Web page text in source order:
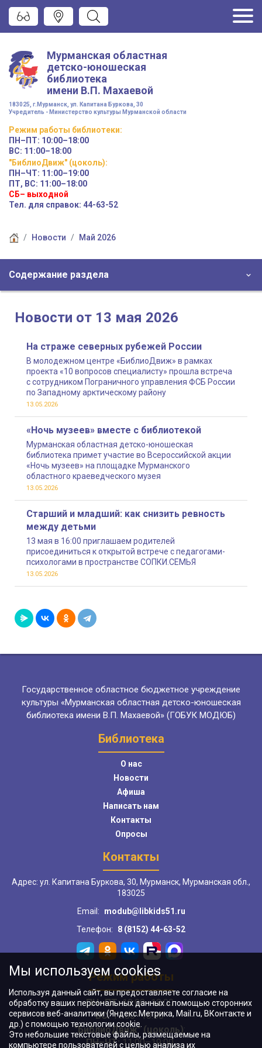
Мурманская областная
детско-юношеская
библиотека
имени В.П. Махаевой
183025, г.Мурманск, ул. Капитана Буркова, 30
Учредитель - Министерство культуры Мурманской области
Режим работы библиотеки:
ПН–ПТ: 10:00–18:00
ВС: 11:00–18:00
"БиблиоДвиж" (цоколь):
ПН–ЧТ: 11:00–19:00
ПТ, ВС: 11:00–18:00
СБ– выходной
Тел. для справок: 44-63-52
Новости Май 2026
Содержание раздела
Новости от 13 мая 2026
На страже северных рубежей России
В молодежном центре «БиблиоДвиж» в рамках
проекта «10 вопросов специалисту» прошла встреча
с сотрудником Пограничного управления ФСБ России
по Западному арктическому району
13.05.2026
«Ночь музеев» вместе с библиотекой
Мурманская областная детско-юношеская
библиотека примет участие во Всероссийской акции
«Ночь музеев» на площадке Мурманского
областного краеведческого музея
13.05.2026
Старший и младший: как снизить ревность
между детьми
13 мая в 16:00 приглашаем родителей
присоединиться к открытой встрече с педагогами-
психологами в пространстве СОПКИ.СЕМЬЯ
13.05.2026
Государственное областное бюджетное учреждение
культуры «Мурманская областная детско-юношеская
библиотека имени В.П. Махаевой» (ГОБУК МОДЮБ)
Библиотека
О нас
Новости
Афиша
Написать нам
Контакты
Опросы
Контакты
Адрес: ул. Капитана Буркова, 30, Мурманск, Мурманская обл.,
183025
Email:
modub@libkids51.ru
Телефон:
8 (8152) 44-63-52
Режим работы
ПН–ПТ:10:00–18:00
ВС:11:00–18:00
"БиблиоДвиж" (цоколь):
ПН–ЧТ:11:00–19:00
Мы используем cookies
Используя данный сайт, вы предоставляете согласие на
обработку ваших персональных данных с помощью сторонних
сервисов веб-аналитики (Яндекс.Метрика, Mail.ru, ВКонтакте и
др.) с помощью технологии cookie.
Это небольшие текстовые файлы, размещаемые на
компьютере пользователей с целью анализа их